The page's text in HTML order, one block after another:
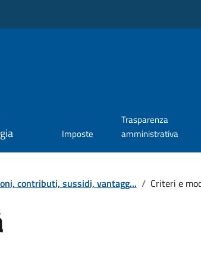
Imposte
Trasparenza
amministrativa
contributi, sussidi, vantagg... / Criteri e